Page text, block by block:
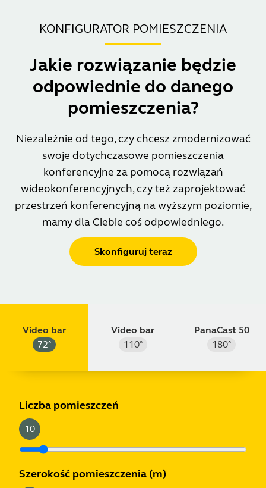
KONFIGURATOR POMIESZCZENIA
Jakie rozwiązanie będzie
odpowiednie do danego
pomieszczenia?
Niezależnie od tego, czy chcesz zmodernizować
swoje dotychczasowe pomieszczenia
konferencyjne za pomocą rozwiązań
wideokonferencyjnych, czy też zaprojektować
przestrzeń konferencyjną na wyższym poziomie,
mamy dla Ciebie coś odpowiedniego.
Skonfiguruj teraz
Liczba pomieszczeń
10
Szerokość pomieszczenia (m)
Video bar
72°
Video bar
110°
PanaCast 50
180°